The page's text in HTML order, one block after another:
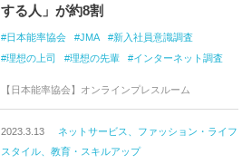
する人」が約8割
日本能率協会 JMA
新入社員意識調査
理想の上司
理想の先輩 インターネット調査
【日本能率協会】オンラインプレスルーム
2023.3.13
ネットサービス、ファッション・ライフ
スタイル、教育・スキルアップ